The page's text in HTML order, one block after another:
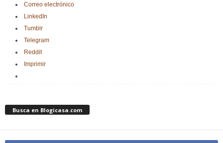
Correo electrónico
LinkedIn
Tumblr
Telegram
Reddit
Imprimir
Busca en Blogicasa.com